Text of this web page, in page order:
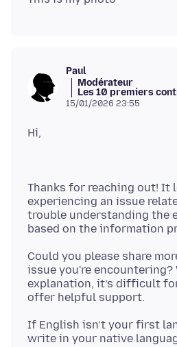
Paul
Modérateur
Les 10 premiers
15/01/2026 23:55
Thanks for reaching out! It
experiencing an issue
trouble understanding the
Could you please share
issue you're
explanation, it’s difficult
If English isn’t your first
write in your native